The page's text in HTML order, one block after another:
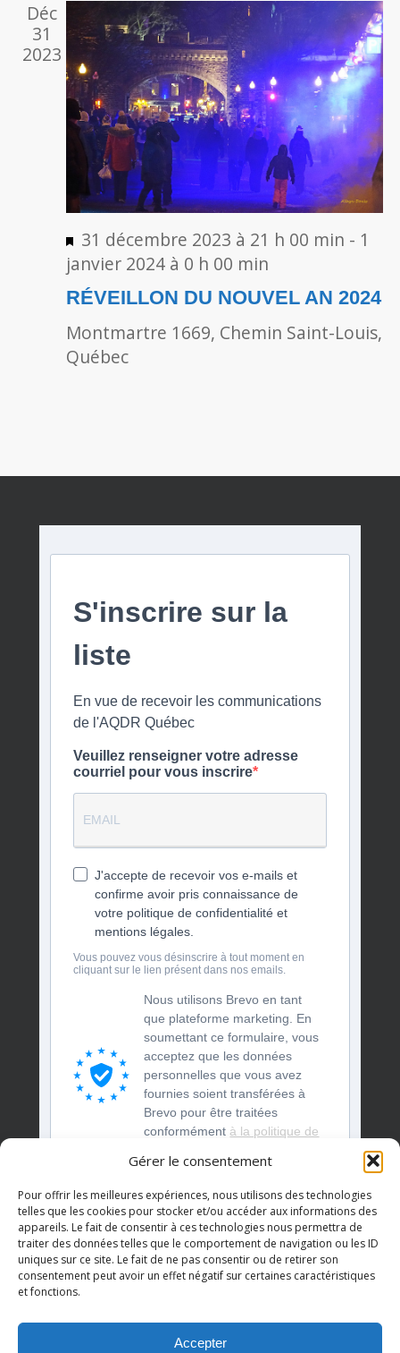
Gérer le consentement
Pour offrir les meilleures expériences, nous utilisons des technologies
telles que les cookies pour stocker et/ou accéder aux informations des
appareils. Le fait de consentir à ces technologies nous permettra de
traiter des données telles que le comportement de navigation ou les ID
uniques sur ce site. Le fait de ne pas consentir ou de retirer son
consentement peut avoir un effet négatif sur certaines caractéristiques
et fonctions.
Accepter
Déc
31
2023
Mis
en
avant
31 décembre 2023 à 21 h 00 min - 1
janvier 2024 à 0 h 00 min
RÉVEILLON DU NOUVEL AN 2024
Montmartre 1669, Chemin Saint-Louis,
Québec
S'inscrire sur la
liste
En vue de recevoir les communications
de l'AQDR Québec
Veuillez renseigner votre adresse
courriel pour vous inscrire
J'accepte de recevoir vos e-mails et
confirme avoir pris connaissance de
votre politique de confidentialité et
mentions légales.
Vous pouvez vous désinscrire à tout moment en
cliquant sur le lien présent dans nos emails.
Nous utilisons Brevo en tant
que plateforme marketing. En
soumettant ce formulaire, vous
acceptez que les données
personnelles que vous avez
fournies soient transférées à
Brevo pour être traitées
conformément à la politique de
S'INSCRIRE